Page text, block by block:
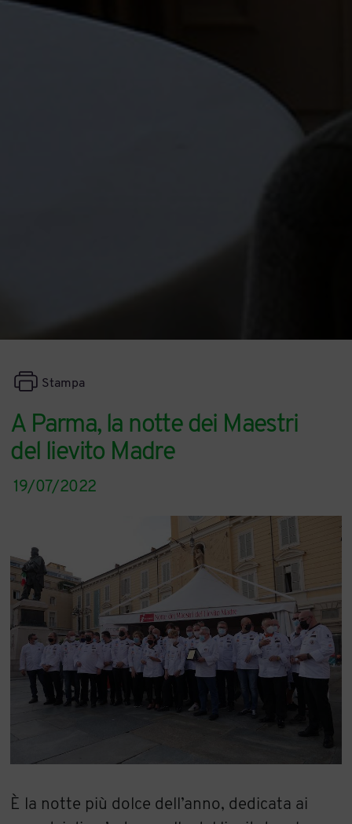
A Parma, la notte dei Maestri
del lievito Madre
Stampa
19/07/2022
È la notte più dolce dell’anno, dedicata ai